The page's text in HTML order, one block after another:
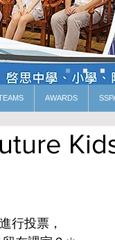
AWARDS
行投票，